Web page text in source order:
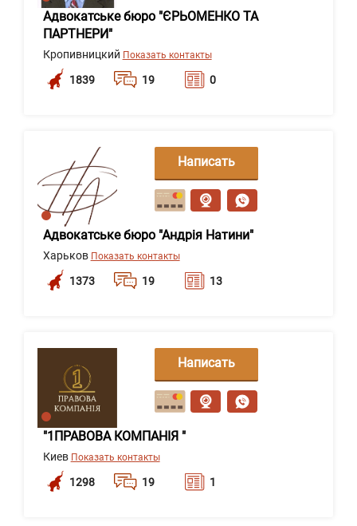
Адвокатське бюро "ЄРЬОМЕНКО ТА
ПАРТНЕРИ"
Кропивницкий Показать контакты
1839 19 0
Адвокатське бюро "Андрія Натини"
Харьков Показать контакты
1373 19 13
Написать
сообщение
"1ПРАВОВА КОМПАНІЯ "
Киев Показать контакты
1298 19 1
Написать
сообщение